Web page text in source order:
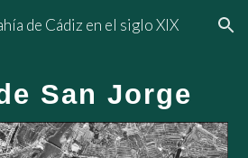
Skip to navigation
de Cádiz en el siglo XIX
San Jorge